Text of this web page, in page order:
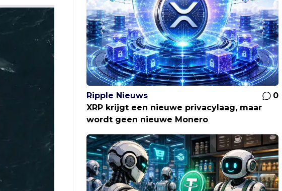
Ripple Nieuws
0
XRP krijgt een nieuwe privacylaag, maar
wordt geen nieuwe Monero